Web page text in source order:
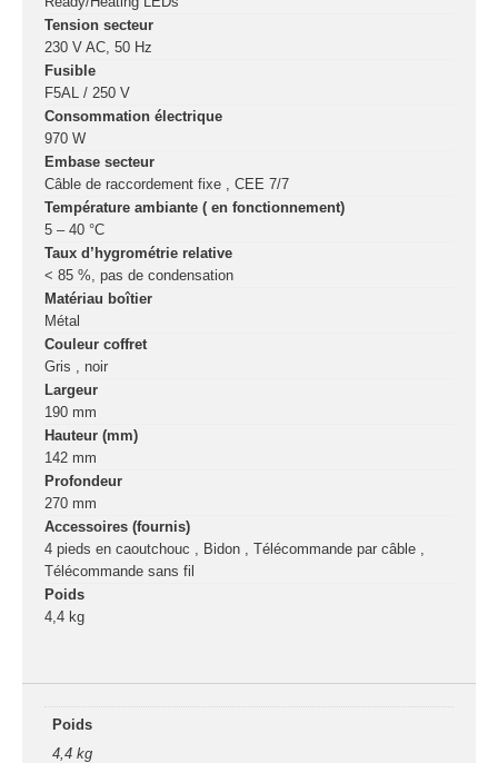
Tension secteur
230 V AC, 50 Hz
Fusible
F5AL / 250 V
Consommation électrique
970 W
Embase secteur
Câble de raccordement fixe , CEE 7/7
Température ambiante ( en fonctionnement)
5 – 40 °C
Taux d’hygrométrie relative
< 85 %, pas de condensation
Matériau boîtier
Métal
Couleur coffret
Gris , noir
Largeur
190 mm
Hauteur (mm)
142 mm
Profondeur
270 mm
Accessoires (fournis)
4 pieds en caoutchouc , Bidon , Télécommande par câble ,
Télécommande sans fil
Poids
4,4 kg
Poids
4,4 kg